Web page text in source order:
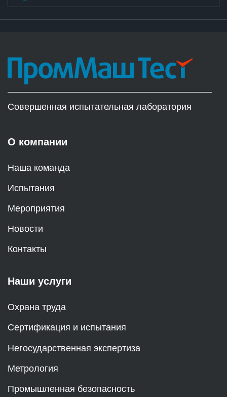
Совершенная испытательная лаборатория
О компании
Наша команда
Испытания
Мероприятия
Новости
Контакты
Наши услуги
Охрана труда
Сертификация и испытания
Негосударственная экспертиза
Метрология
Промышленная безопасность